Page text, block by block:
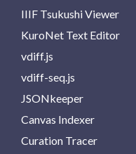
IIIF Tsukushi Viewer
KuroNet Text Editor
vdiff.js
vdiff-seq.js
JSONkeeper
Canvas Indexer
Curation Tracer